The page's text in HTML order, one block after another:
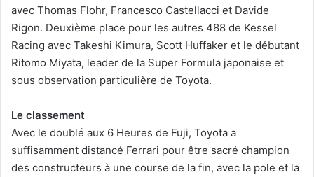
avec Thomas Flohr, Francesco Castellacci et Davide
Rigon. Deuxième place pour les autres 488 de Kessel
Racing avec Takeshi Kimura, Scott Huffaker et le débutant
Ritomo Miyata, leader de la Super Formula japonaise et
sous observation particulière de Toyota.
Le classement
Avec le doublé aux 6 Heures de Fuji, Toyota a
suffisamment distancé Ferrari pour être sacré champion
des constructeurs à une course de la fin, avec la pole et la